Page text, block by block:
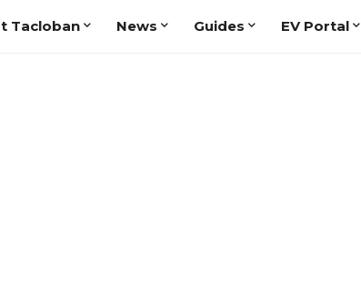
Tacloban News Guides EV Portal